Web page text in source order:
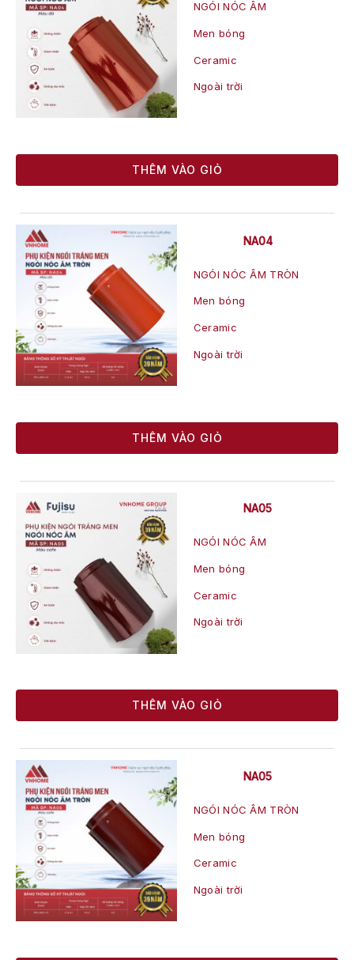
NGÓI NÓC ÂM
Men bóng
Ceramic
Ngoài trời
THÊM VÀO GIỎ
NA04
NGÓI NÓC ÂM TRÒN
Men bóng
Ceramic
Ngoài trời
THÊM VÀO GIỎ
NA05
NGÓI NÓC ÂM
Men bóng
Ceramic
Ngoài trời
THÊM VÀO GIỎ
NA05
NGÓI NÓC ÂM TRÒN
Men bóng
Ceramic
Ngoài trời